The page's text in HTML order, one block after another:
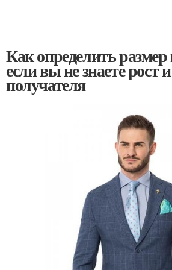
Как определить размер
если вы не знаете рост
получателя